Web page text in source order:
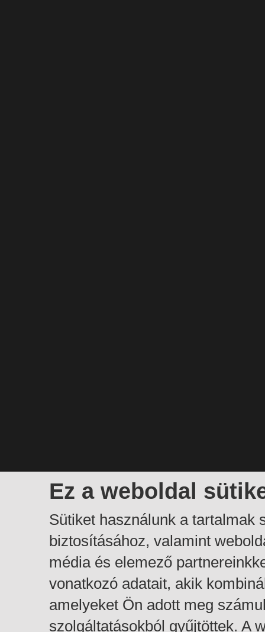
Ez a weboldal
Sütiket használunk a tartalmak
biztosításához, valamint
média és elemező
vonatkozó adatait, akik
amelyeket Ön adott meg
szolgáltatásokból gyűjtöttek. A